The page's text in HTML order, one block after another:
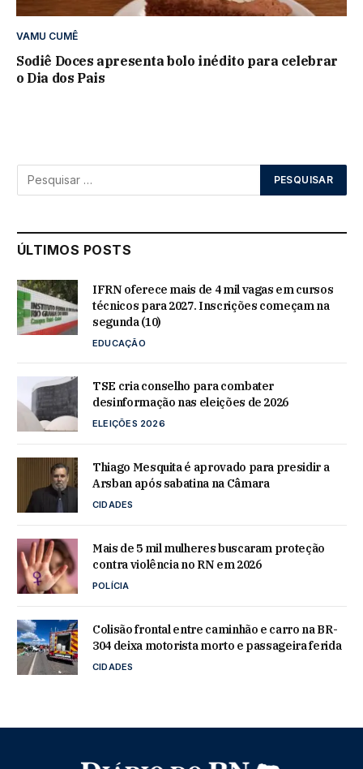
VAMU CUMÊ
Sodiê Doces apresenta bolo inédito para celebrar
o Dia dos Pais
ÚLTIMOS POSTS
IFRN oferece mais de 4 mil vagas em cursos
técnicos para 2027. Inscrições começam na
segunda (10)
EDUCAÇÃO
TSE cria conselho para combater
desinformação nas eleições de 2026
ELEIÇÕES 2026
Thiago Mesquita é aprovado para presidir a
Arsban após sabatina na Câmara
CIDADES
Mais de 5 mil mulheres buscaram proteção
contra violência no RN em 2026
POLÍCIA
Colisão frontal entre caminhão e carro na BR-
304 deixa motorista morto e passageira ferida
CIDADES